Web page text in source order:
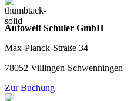
Autowelt Schuler GmbH
Max-Planck-Straße 34
78052 Villingen-Schwenningen
Zur Buchung